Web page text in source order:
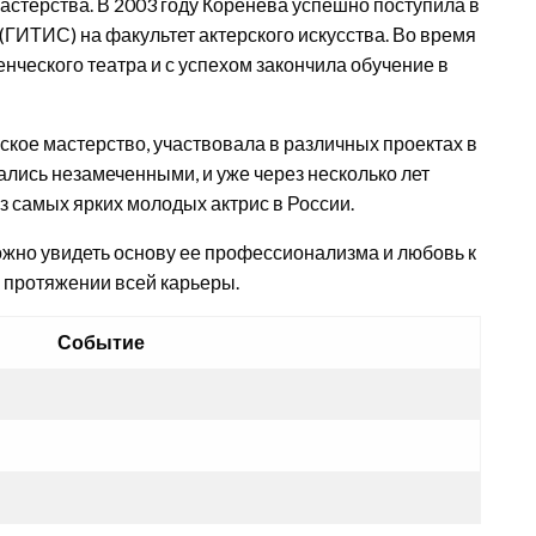
В 2003 году Коренева успешно поступила в
на факультет актерского искусства. Во время
театра и с успехом закончила обучение в
мастерство, участвовала в различных проектах в
незамеченными, и уже через несколько лет
самых ярких молодых актрис в России.
увидеть основу ее профессионализма и любовь к
протяжении всей карьеры.
Событие